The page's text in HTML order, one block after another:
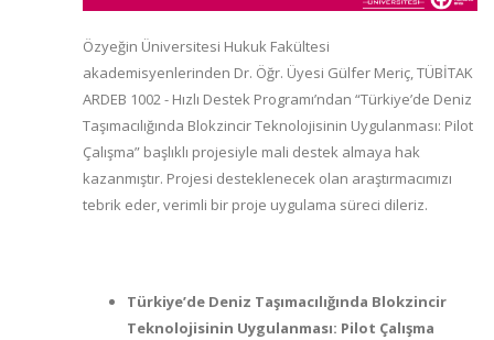
Özyeğin Üniversitesi Hukuk Fakültesi
akademisyenlerinden Dr. Öğr. Üyesi Gülfer Meriç, TÜBİTAK
ARDEB 1002 - Hızlı Destek Programı’ndan “Türkiye’de Deniz
Taşımacılığında Blokzincir Teknolojisinin Uygulanması: Pilot
Çalışma” başlıklı projesiyle mali destek almaya hak
kazanmıştır. Projesi desteklenecek olan araştırmacımızı
tebrik eder, verimli bir proje uygulama süreci dileriz.
Türkiye’de Deniz Taşımacılığında Blokzincir
Teknolojisinin Uygulanması: Pilot Çalışma